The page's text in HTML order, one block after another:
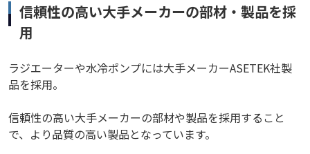
信頼性の高い大手メーカーの部材・製品を採
用
ラジエーターや水冷ポンプには大手メーカーASETEK社製
品を採用。
信頼性の高い大手メーカーの部材や製品を採用すること
で、より品質の高い製品となっています。